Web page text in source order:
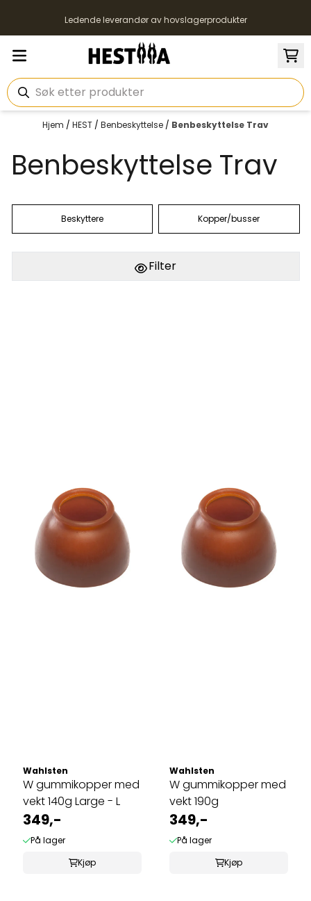
Hopp til innholdLedende leverandør av hovslagerprodukter
Hjem / HEST / Benbeskyttelse / Benbeskyttelse Trav
Benbeskyttelse Trav
Beskyttere Kopper/busser
Filter
Wahlsten
W gummikopper med
vekt 140g Large - L
349,-
På lager
Kjøp
Wahlsten
W gummikopper med
vekt 190g
349,-
På lager
Kjøp